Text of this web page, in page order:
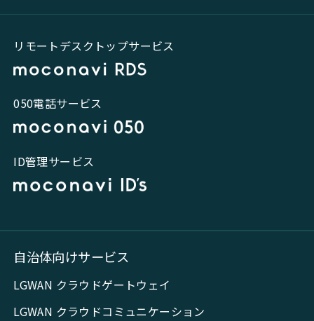
リモートデスクトップサービス
050電話サービス
ID管理サービス
自治体向けサービス
LGWAN クラウドゲートウェイ
LGWAN クラウドコミュニケーション